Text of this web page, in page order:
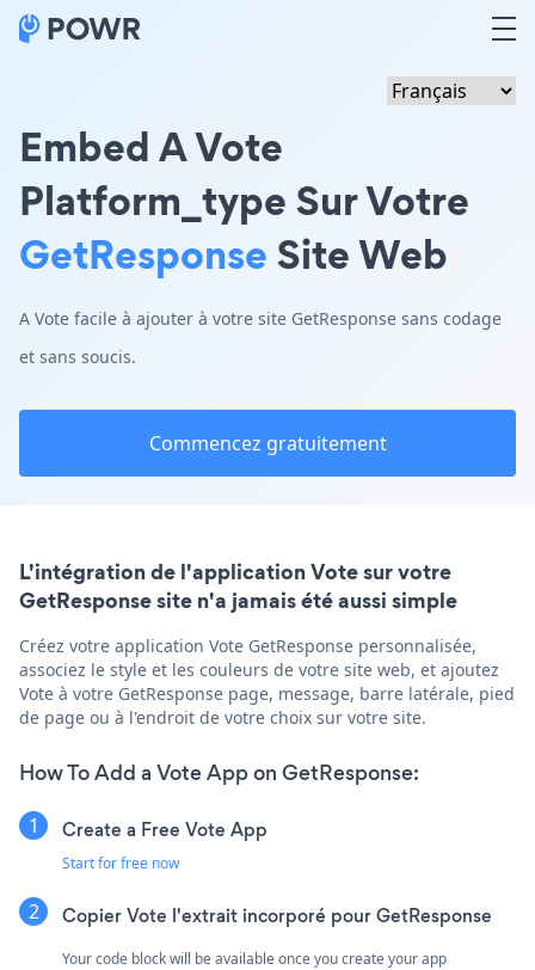
Embed A Vote
Platform_type Sur Votre
GetResponseSite Web
A Vote facile à ajouter à votre site GetResponse sans codage
et sans soucis.
Commencez gratuitement
L'intégration de l'application Vote sur votre
GetResponse site n'a jamais été aussi simple
Créez votre application Vote GetResponse personnalisée,
associez le style et les couleurs de votre site web, et ajoutez
Vote à votre GetResponse page, message, barre latérale, pied
de page ou à l'endroit de votre choix sur votre site.
How To Add a Vote App on GetResponse:
Create a Free Vote App
Start for free now
Copier Vote l'extrait incorporé pour GetResponse
Your code block will be available once you create your app